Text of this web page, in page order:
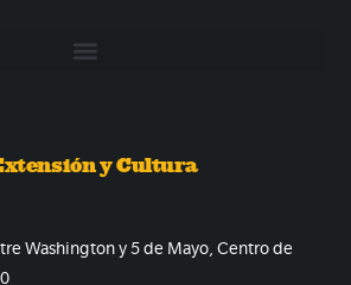
y Cultura
Washington y 5 de Mayo, Centro de